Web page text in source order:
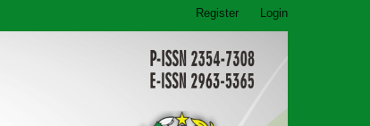
Register Login